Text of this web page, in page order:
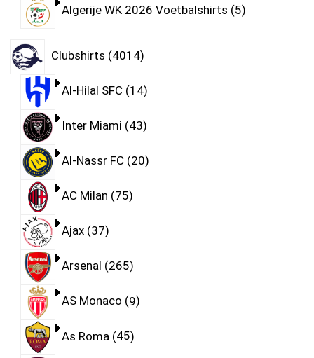
Algerije WK 2026 Voetbalshirts 5
Clubshirts 4014
Al-Hilal SFC 14
Inter Miami 43
Al-Nassr FC 20
AC Milan 75
Ajax 37
Arsenal 265
AS Monaco 9
As Roma 45